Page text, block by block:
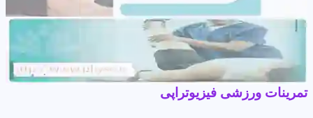
تمرینات ورزشی فیزیوتراپی